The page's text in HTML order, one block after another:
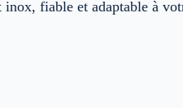
inox, fiable et adaptable à